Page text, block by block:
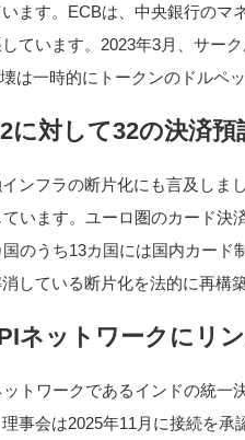
ます。ECBは、中央銀行のマ
ています。2023年3月、サー
は一時的にトークンのドルペ
対して32の決済預
ンフラの断片化にも言及しま
います。ユーロ圏のカード決
のうち13カ国には国内カード
している断片化を法的に再構
ネットワークにリ
トワークであるインドの統一
事会は2025年11月に接続を承